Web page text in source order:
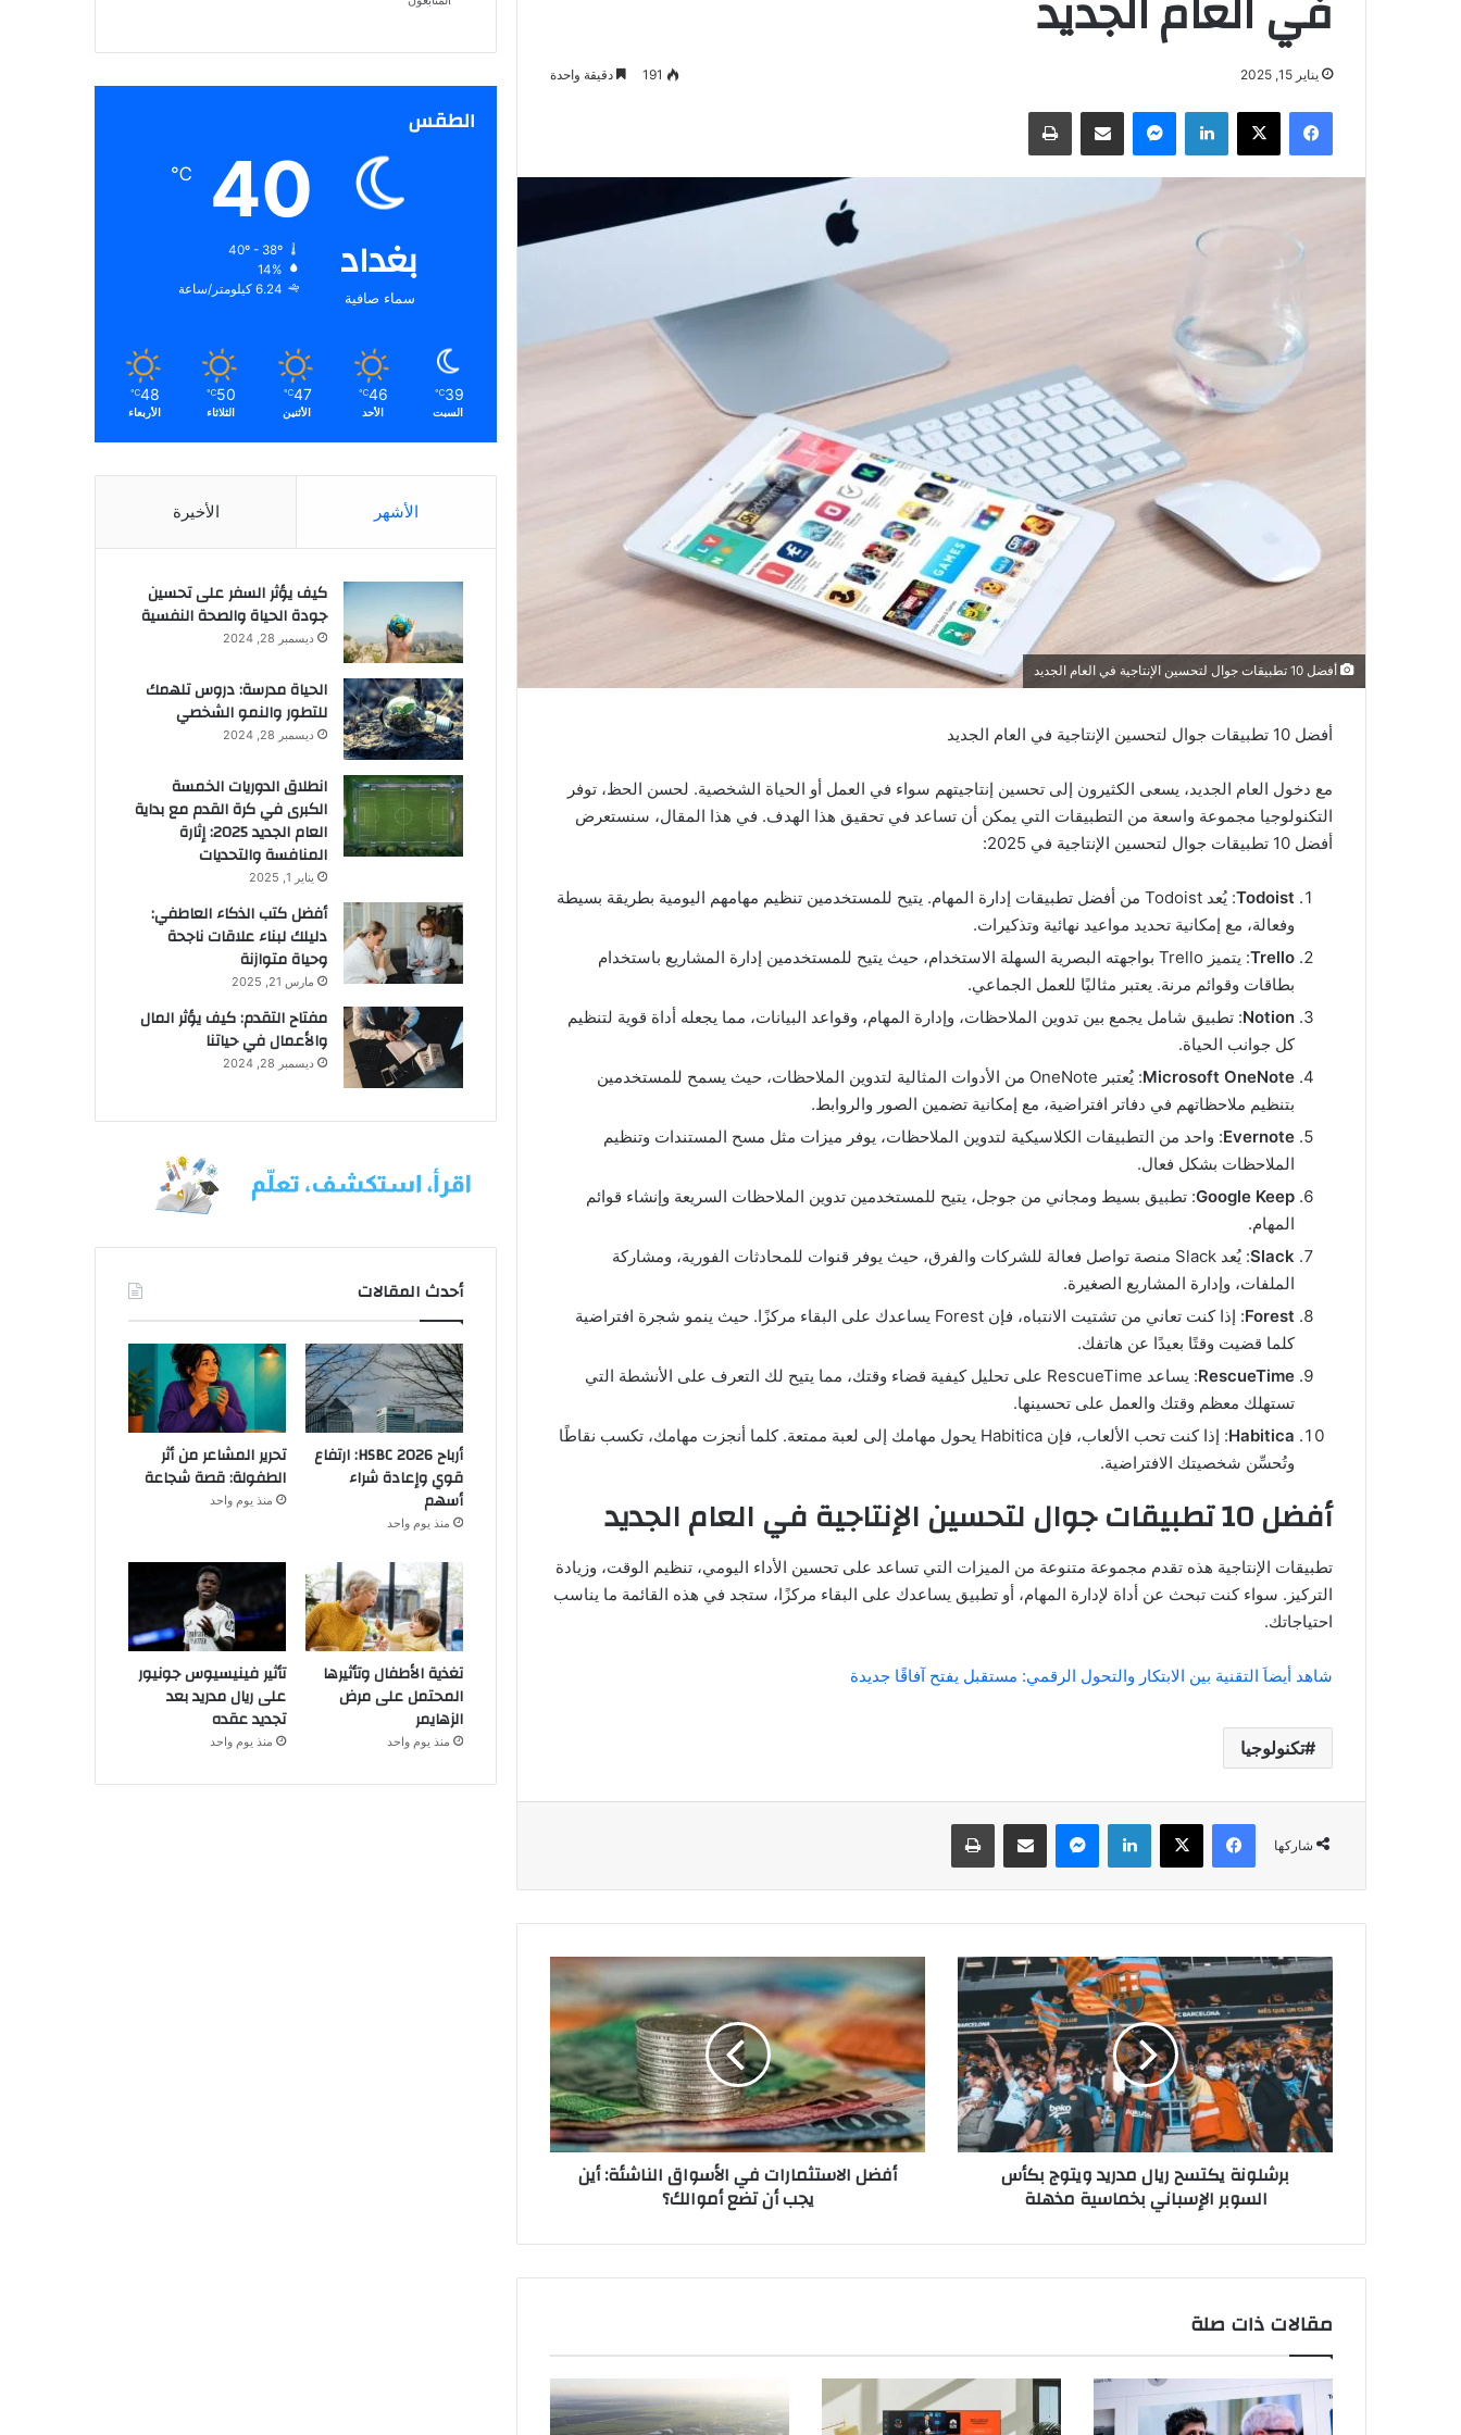
يناير 15, 2025 191 دقيقة واحدة
فيسبوك ‫X لينكدإن ماسنجر مشاركة عبر البريد طباعة
أفضل 10 تطبيقات جوال لتحسين الإنتاجية في العام الجديد
أفضل 10 تطبيقات جوال لتحسين الإنتاجية في العام الجديد
مع دخول العام الجديد، يسعى الكثيرون إلى تحسين إنتاجيتهم سواء في العمل أو الحياة الشخصية. لحسن الحظ، توفر
التكنولوجيا مجموعة واسعة من التطبيقات التي يمكن أن تساعد في تحقيق هذا الهدف. في هذا المقال، سنستعرض
أفضل 10 تطبيقات جوال لتحسين الإنتاجية في 2025:
Todoist
: يُعد Todoist من أفضل تطبيقات إدارة المهام. يتيح للمستخدمين تنظيم مهامهم اليومية بطريقة بسيطة
وفعالة، مع إمكانية تحديد مواعيد نهائية وتذكيرات.
Trello
: يتميز Trello بواجهته البصرية السهلة الاستخدام، حيث يتيح للمستخدمين إدارة المشاريع باستخدام
بطاقات وقوائم مرنة. يعتبر مثاليًا للعمل الجماعي.
Notion: تطبيق شامل يجمع بين تدوين الملاحظات، وإدارة المهام، وقواعد البيانات، مما يجعله أداة قوية لتنظيم
كل جوانب الحياة.
Microsoft OneNote
: يُعتبر OneNote من الأدوات المثالية لتدوين الملاحظات، حيث يسمح للمستخدمين
بتنظيم ملاحظاتهم في دفاتر افتراضية، مع إمكانية تضمين الصور والروابط.
Evernote: واحد من التطبيقات الكلاسيكية لتدوين الملاحظات، يوفر ميزات مثل مسح المستندات وتنظيم
الملاحظات بشكل فعال.
Google Keep: تطبيق بسيط ومجاني من جوجل، يتيح للمستخدمين تدوين الملاحظات السريعة وإنشاء قوائم
المهام.
Slack
: يُعد Slack منصة تواصل فعالة للشركات والفرق، حيث يوفر قنوات للمحادثات الفورية، ومشاركة
الملفات، وإدارة المشاريع الصغيرة.
Forest
: إذا كنت تعاني من تشتيت الانتباه، فإن Forest يساعدك على البقاء مركزًا. حيث ينمو شجرة افتراضية
كلما قضيت وقتًا بعيدًا عن هاتفك.
RescueTime
: يساعد RescueTime على تحليل كيفية قضاء وقتك، مما يتيح لك التعرف على الأنشطة التي
تستهلك معظم وقتك والعمل على تحسينها.
Habitica
: إذا كنت تحب الألعاب، فإن Habitica يحول مهامك إلى لعبة ممتعة. كلما أنجزت مهامك، تكسب نقاطًا
وتُحسِّن شخصيتك الافتراضية.
أفضل 10 تطبيقات جوال لتحسين الإنتاجية في العام الجديد
تطبيقات الإنتاجية هذه تقدم مجموعة متنوعة من الميزات التي تساعد على تحسين الأداء اليومي، تنظيم الوقت، وزيادة
التركيز. سواء كنت تبحث عن أداة لإدارة المهام، أو تطبيق يساعدك على البقاء مركزًا، ستجد في هذه القائمة ما يناسب
احتياجاتك.
شاهد أيضاَ التقنية بين الابتكار والتحول الرقمي: مستقبل يفتح آفاقًا جديدة
تكنولوجيا
شاركها
فيسبوك ‫X لينكدإن ماسنجر مشاركة عبر البريد طباعة
برشلونة
يكتسح
ريال
مدريد
ويتوج
بكأس
السوبر
الإسباني
بخماسية
برشلونة يكتسح ريال مدريد ويتوج بكأس
السوبر الإسباني بخماسية مذهلة
أفضل
الاستثمارات
في
الأسواق
الناشئة:
أين
يجب
أن
تضع
أموالك؟أفضل الاستثمارات في الأسواق الناشئة: أين
يجب أن تضع أموالك؟
مقالات ذات صلة
الطقس
بغداد
سماء صافية
40
℃
40º - 38º
14%
6.24 كيلومتر/ساعة
39
℃
السبت
46
℃
الأحد
47
℃
الأثنين
50
℃
الثلاثاء
48
℃
الأربعاء
الأشهر الأخيرة
كيف يؤثر السفر على تحسين
جودة الحياة والصحة النفسية
ديسمبر 28, 2024
الحياة مدرسة: دروس تلهمك
للتطور والنمو الشخصي
ديسمبر 28, 2024
انطلاق الدوريات الخمسة
الكبرى في كرة القدم مع بداية
العام الجديد 2025: إثارة
المنافسة والتحديات
يناير 1, 2025
أفضل كتب الذكاء العاطفي:
دليلك لبناء علاقات ناجحة
وحياة متوازنة
مارس 21, 2025
مفتاح التقدم: كيف يؤثر المال
والأعمال في حياتنا
ديسمبر 28, 2024
أحدث المقالات
أرباح HSBC 2026: ارتفاع
قوي وإعادة شراء
أسهم
منذ يوم واحد
تحرير المشاعر من أثر
الطفولة: قصة شجاعة
منذ يوم واحد
تغذية الأطفال وتأثيرها
المحتمل على مرض
الزهايمر
منذ يوم واحد
تأثير فينيسيوس جونيور
على ريال مدريد بعد
تجديد عقده
منذ يوم واحد